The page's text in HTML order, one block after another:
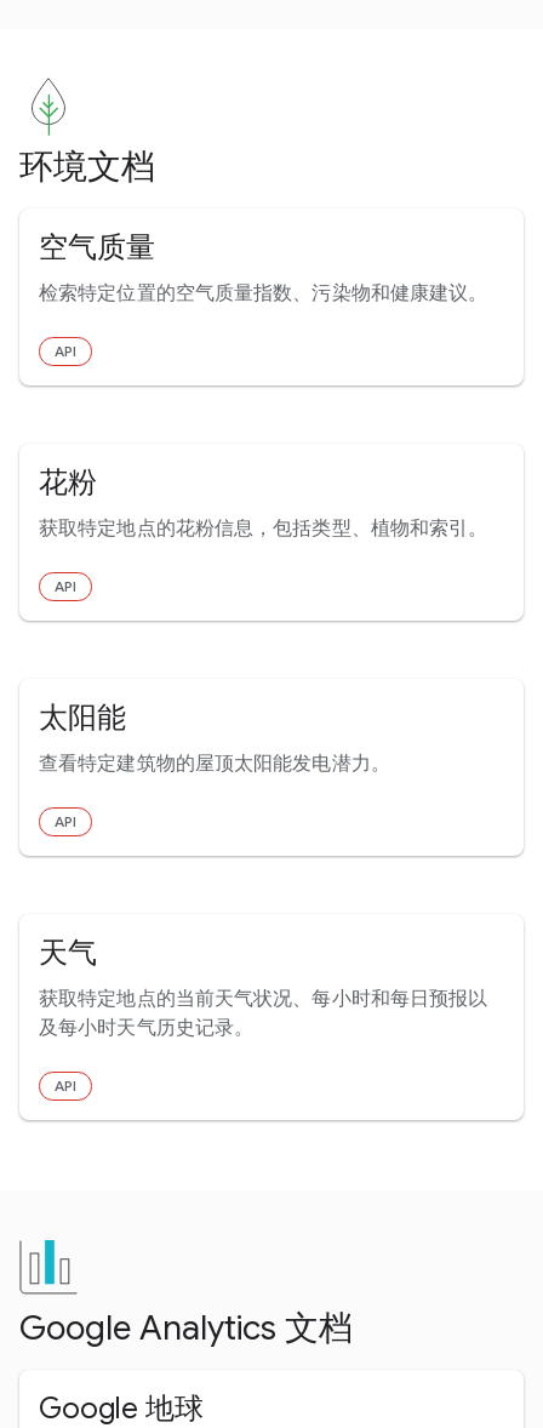
环境文档
空气质量
检索特定位置的空气质量指数、污染物和健康建议。
API
花粉
获取特定地点的花粉信息，包括类型、植物和索引。
API
太阳能
查看特定建筑物的屋顶太阳能发电潜力。
API
天气
获取特定地点的当前天气状况、每小时和每日预报以
及每小时天气历史记录。
API
Google Analytics 文档
Google 地球